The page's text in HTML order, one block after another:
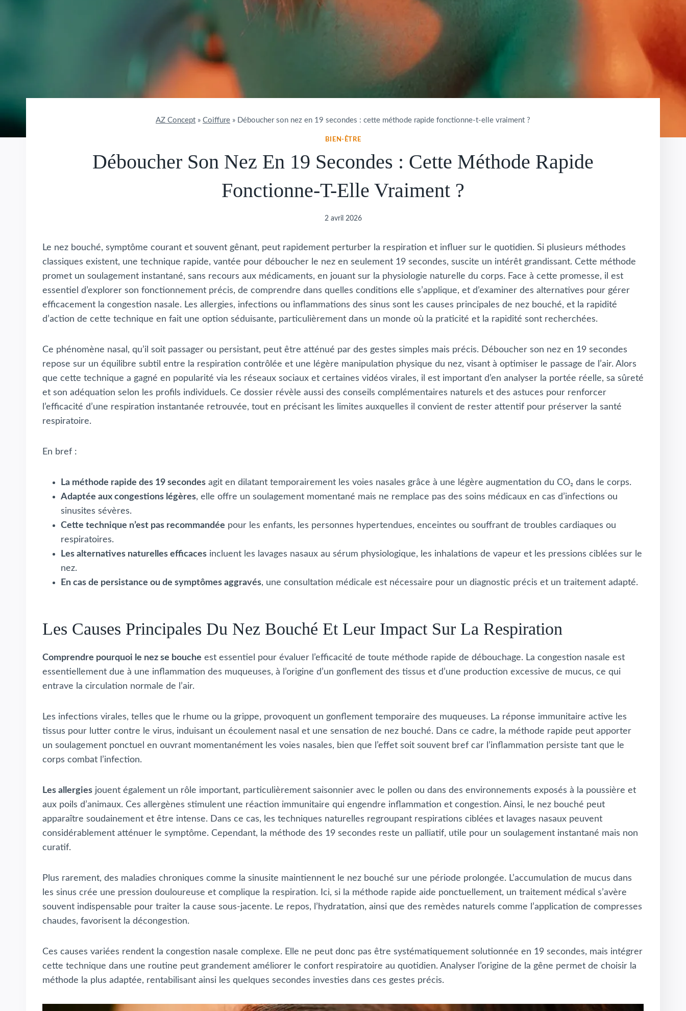
AZ Concept » Coiffure » Déboucher son nez en 19 secondes : cette méthode rapide fonctionne-t-elle vraiment ?
BIEN-ÊTRE
Déboucher Son Nez En 19 Secondes : Cette Méthode Rapide
Fonctionne-T-Elle Vraiment ?
2 avril 2026
Le nez bouché, symptôme courant et souvent gênant, peut rapidement perturber la respiration et influer sur le quotidien. Si plusieurs méthodes
classiques existent, une technique rapide, vantée pour déboucher le nez en seulement 19 secondes, suscite un intérêt grandissant. Cette méthode
promet un soulagement instantané, sans recours aux médicaments, en jouant sur la physiologie naturelle du corps. Face à cette promesse, il est
essentiel d’explorer son fonctionnement précis, de comprendre dans quelles conditions elle s’applique, et d’examiner des alternatives pour gérer
efficacement la congestion nasale. Les allergies, infections ou inflammations des sinus sont les causes principales de nez bouché, et la rapidité
d’action de cette technique en fait une option séduisante, particulièrement dans un monde où la praticité et la rapidité sont recherchées.
Ce phénomène nasal, qu’il soit passager ou persistant, peut être atténué par des gestes simples mais précis. Déboucher son nez en 19 secondes
repose sur un équilibre subtil entre la respiration contrôlée et une légère manipulation physique du nez, visant à optimiser le passage de l’air. Alors
que cette technique a gagné en popularité via les réseaux sociaux et certaines vidéos virales, il est important d’en analyser la portée réelle, sa sûreté
et son adéquation selon les profils individuels. Ce dossier révèle aussi des conseils complémentaires naturels et des astuces pour renforcer
l’efficacité d’une respiration instantanée retrouvée, tout en précisant les limites auxquelles il convient de rester attentif pour préserver la santé
respiratoire.
En bref :
La méthode rapide des 19 secondes agit en dilatant temporairement les voies nasales grâce à une légère augmentation du CO₂ dans le corps.
Adaptée aux congestions légères, elle offre un soulagement momentané mais ne remplace pas des soins médicaux en cas d’infections ou
sinusites sévères.
Cette technique n’est pas recommandée pour les enfants, les personnes hypertendues, enceintes ou souffrant de troubles cardiaques ou
respiratoires.
Les alternatives naturelles efficaces incluent les lavages nasaux au sérum physiologique, les inhalations de vapeur et les pressions ciblées sur le
nez.
En cas de persistance ou de symptômes aggravés, une consultation médicale est nécessaire pour un diagnostic précis et un traitement adapté.
Les Causes Principales Du Nez Bouché Et Leur Impact Sur La Respiration
Comprendre pourquoi le nez se bouche est essentiel pour évaluer l’efficacité de toute méthode rapide de débouchage. La congestion nasale est
essentiellement due à une inflammation des muqueuses, à l’origine d’un gonflement des tissus et d’une production excessive de mucus, ce qui
entrave la circulation normale de l’air.
Les infections virales, telles que le rhume ou la grippe, provoquent un gonflement temporaire des muqueuses. La réponse immunitaire active les
tissus pour lutter contre le virus, induisant un écoulement nasal et une sensation de nez bouché. Dans ce cadre, la méthode rapide peut apporter
un soulagement ponctuel en ouvrant momentanément les voies nasales, bien que l’effet soit souvent bref car l’inflammation persiste tant que le
corps combat l’infection.
Les allergies jouent également un rôle important, particulièrement saisonnier avec le pollen ou dans des environnements exposés à la poussière et
aux poils d’animaux. Ces allergènes stimulent une réaction immunitaire qui engendre inflammation et congestion. Ainsi, le nez bouché peut
apparaître soudainement et être intense. Dans ce cas, les techniques naturelles regroupant respirations ciblées et lavages nasaux peuvent
considérablement atténuer le symptôme. Cependant, la méthode des 19 secondes reste un palliatif, utile pour un soulagement instantané mais non
curatif.
Plus rarement, des maladies chroniques comme la sinusite maintiennent le nez bouché sur une période prolongée. L’accumulation de mucus dans
les sinus crée une pression douloureuse et complique la respiration. Ici, si la méthode rapide aide ponctuellement, un traitement médical s’avère
souvent indispensable pour traiter la cause sous-jacente. Le repos, l’hydratation, ainsi que des remèdes naturels comme l’application de compresses
chaudes, favorisent la décongestion.
Ces causes variées rendent la congestion nasale complexe. Elle ne peut donc pas être systématiquement solutionnée en 19 secondes, mais intégrer
cette technique dans une routine peut grandement améliorer le confort respiratoire au quotidien. Analyser l’origine de la gêne permet de choisir la
méthode la plus adaptée, rentabilisant ainsi les quelques secondes investies dans ces gestes précis.